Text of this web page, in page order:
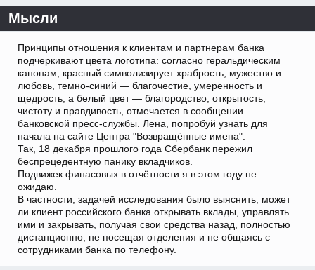
Мысли
Принципы отношения к клиентам и партнерам банка
подчеркивают цвета логотипа: согласно геральдическим
канонам, красный символизирует храбрость, мужество и
любовь, темно-синий — благочестие, умеренность и
щедрость, а белый цвет — благородство, открытость,
чистоту и правдивость, отмечается в сообщении
банковской пресс-службы. Лена, попробуй узнать для
начала на сайте Центра "Возвращённые имена".
Так, 18 декабря прошлого года Сбербанк пережил
беспрецедентную панику вкладчиков.
Подвижек финасовых в отчётности я в этом году не
ожидаю.
В частности, задачей исследования было выяснить, может
ли клиент российского банка открывать вклады, управлять
ими и закрывать, получая свои средства назад, полностью
дистанционно, не посещая отделения и не общаясь с
сотрудниками банка по телефону.